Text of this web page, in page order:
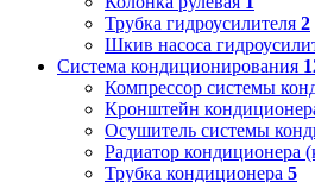
Трубка гидроусилителя 2
Шкив насоса
Система кондиционирования
Компрессор системы
Кронштейн
Осушитель системы
Радиатор кондиционера
Трубка кондиционера 5